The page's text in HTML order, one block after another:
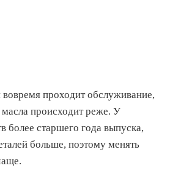
проходит обслуживание,
происходит реже. У
более старшего года выпуска,
больше, поэтому менять